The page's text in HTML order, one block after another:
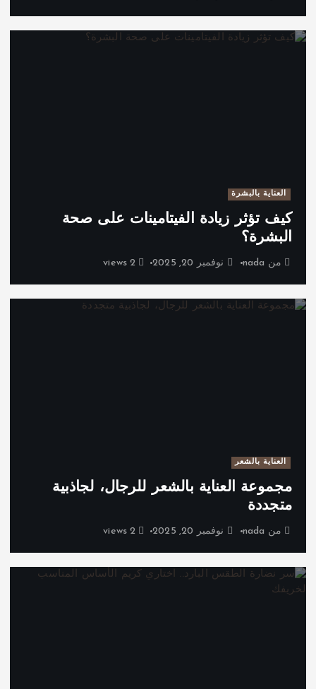
العناية بالبشرة
كيف تؤثر زيادة الفيتامينات على صحة
البشرة؟
من nada نوفمبر 20, 2025 2 views
العناية بالشعر
مجموعة العناية بالشعر للرجال، لجاذبية
متجددة
من nada نوفمبر 20, 2025 2 views